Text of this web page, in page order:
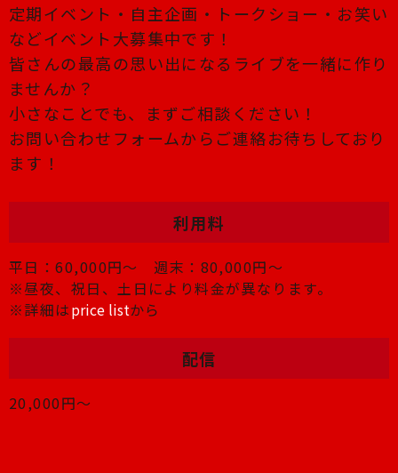
定期イベント・自主企画・トークショー・お笑い
などイベント大募集中です！
皆さんの最高の思い出になるライブを一緒に作り
ませんか？
小さなことでも、まずご相談ください！
お問い合わせフォームからご連絡お待ちしており
ます！
利用料
平日：60,000円〜 週末：80,000円〜
※昼夜、祝日、土日により料金が異なります。
※詳細はprice listから
配信
20,000円〜